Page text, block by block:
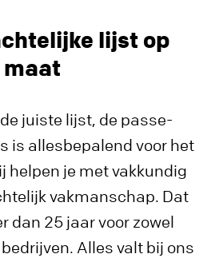
lijst op
maat
juiste lijst, de passe-
is allesbepalend voor het
helpen je met vakkundig
vakmanschap. Dat
dan 25 jaar voor zowel
Alles valt bij ons